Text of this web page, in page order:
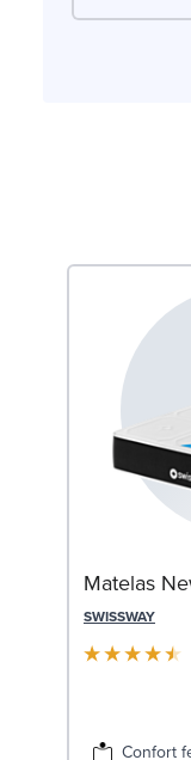
Matelas
SWISSWAY
Confort